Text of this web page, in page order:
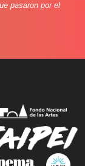
pasaron por el